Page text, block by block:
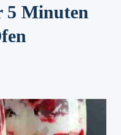
5 Minuten